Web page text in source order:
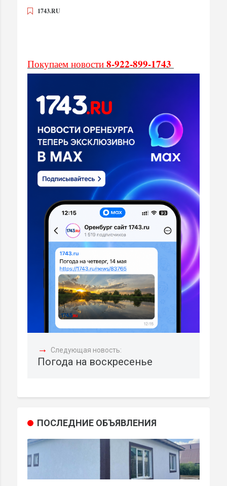
1743.RU
Покупаем новости 8-922-899-1743
→ Следующая новость:
Погода на воскресенье
ПОСЛЕДНИЕ ОБЪЯВЛЕНИЯ